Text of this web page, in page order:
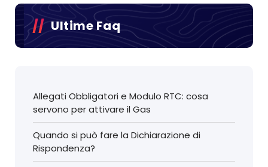
Ultime Faq
Allegati Obbligatori e Modulo RTC: cosa
servono per attivare il Gas
Quando si può fare la Dichiarazione di
Rispondenza?